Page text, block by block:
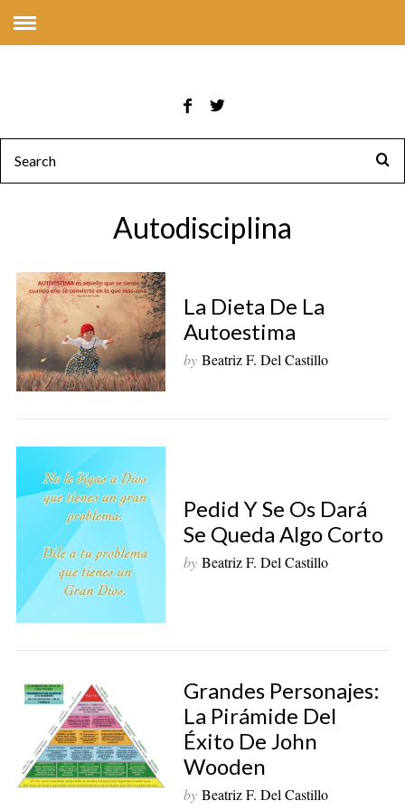
Autodisciplina
La Dieta De La
Autoestima
by Beatriz F. Del Castillo
Pedid Y Se Os Dará
Se Queda Algo Corto
by Beatriz F. Del Castillo
Grandes Personajes:
La Pirámide Del
Éxito De John
Wooden
by Beatriz F. Del Castillo